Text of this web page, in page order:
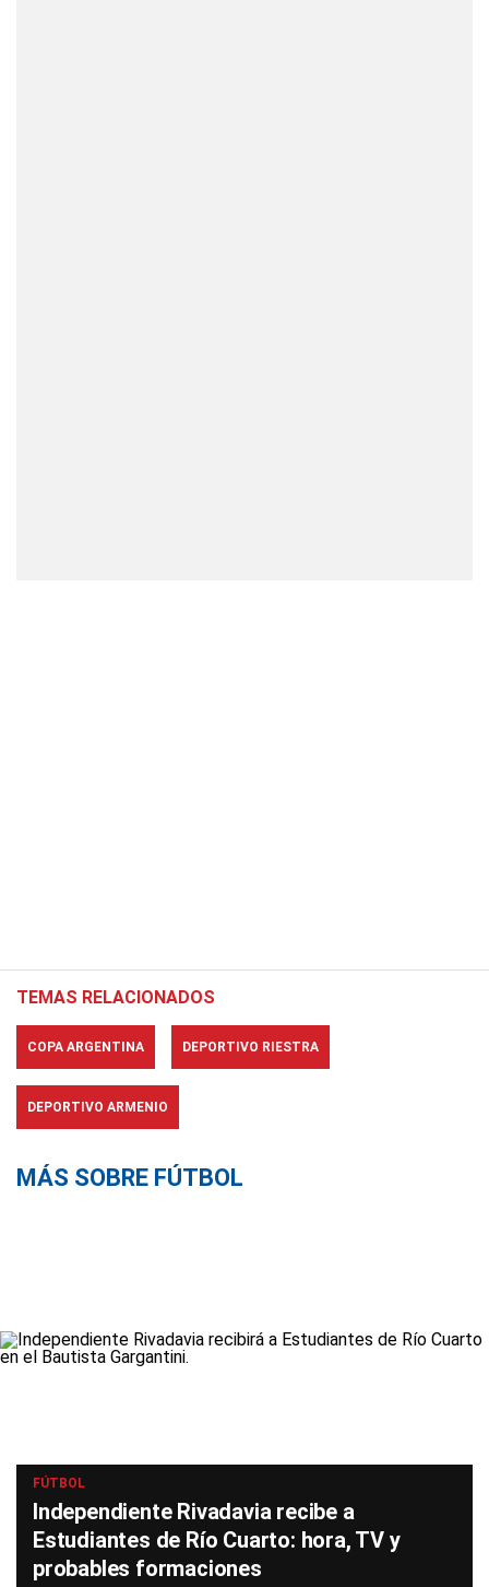
TEMAS RELACIONADOS
COPA ARGENTINA DEPORTIVO RIESTRA
DEPORTIVO ARMENIO
MÁS SOBRE FÚTBOL
FÚTBOL
Independiente Rivadavia recibe a
Estudiantes de Río Cuarto: hora, TV y
probables formaciones